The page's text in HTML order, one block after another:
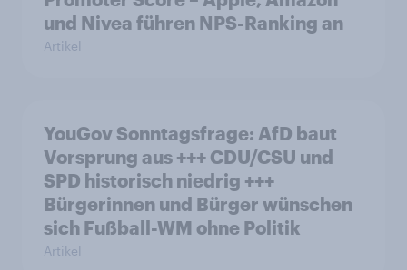
und Nivea führen NPS-Ranking an
Artikel
YouGov Sonntagsfrage: AfD baut
Vorsprung aus +++ CDU/CSU und
SPD historisch niedrig +++
Bürgerinnen und Bürger wünschen
sich Fußball-WM ohne Politik
Artikel